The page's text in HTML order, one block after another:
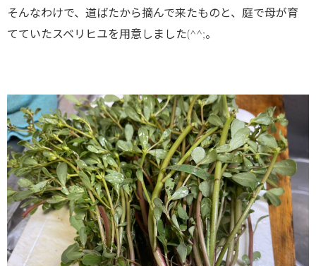
そんなわけで、道ばたから摘んで来たものと、庭で母が育
てていたスベリヒユを用意しました(^^;。